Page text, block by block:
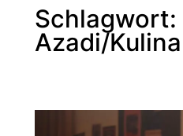
Schlagwort:
Azadi/